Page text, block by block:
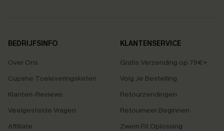
BEDRIJFSINFO
Over Ons
Cupshe Toeleveringsketen
Klanten-Reviews
Veelgestelde Vragen
Affiliate
KLANTENSERVICE
Gratis Verzending op 79€+
Volg Je Bestelling
Retourzendingen
Retourneer Beginnen
Zwem Fit Oplossing